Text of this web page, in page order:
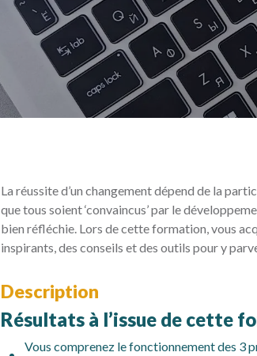
La réussite d’un changement dépend de la
que tous soient ‘convaincus’ par le
bien réfléchie. Lors de cette formation, vous
inspirants, des conseils et des outils pour y
Description
Résultats à l’issue de cette
Vous comprenez le fonctionnement des 3